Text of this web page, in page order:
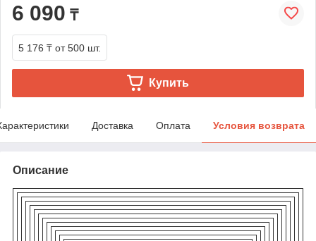
6 090 ₸
5 176 ₸ от 500 шт.
Купить
Доставка Оплата Условия возврата
Описание